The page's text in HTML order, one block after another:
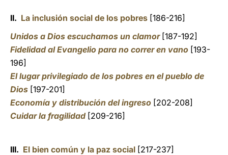
II. La inclusión social de los pobres [186-216]
Unidos a Dios escuchamos un clamor[187-192]
Fidelidad al Evangelio para no correr en vano [193-
196]
El lugar privilegiado de los pobres en el pueblo de
Dios [197-201]
Economía y distribución del ingreso [202-208]
Cuidar la fragilidad[209-216]
III. El bien común y la paz social [217-237]